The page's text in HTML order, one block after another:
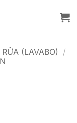
(LAVABO) /